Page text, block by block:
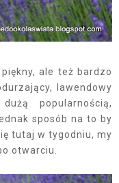
ale też bardzo
lawendowy
popularnością,
sposób na to by
tutaj w tygodniu, my
otwarciu.